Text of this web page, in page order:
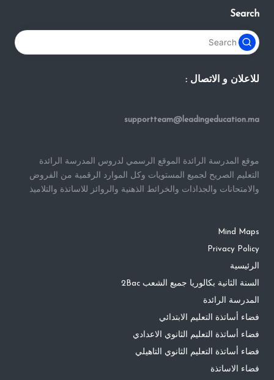
Search
للاعلان و الاتصال :
supportteam@leadingeducation.ma
موقع المدرسة الرائدة الموقع الرسمي لدروس المدرسة الرائدة
التعليم الصريح لجميع المستويات وكل الموارد الرقمية من الفروض
والامتحانات والجذاذات والخرائط الذهنية والروائز للاساتذة والتلاميذ
Mind Maps
Privacy Policy
الرئيسية
السنة الثانية بكالوريا جميع الشعب 2Bac
المدرسة الرائدة
فضاء أساتذة التعليم الابتدائي
فضاء أساتذة التعليم الثانوي الاعدادي
فضاء أساتذة التعليم الثانوي التاهيلي
فضاء الاساتذة